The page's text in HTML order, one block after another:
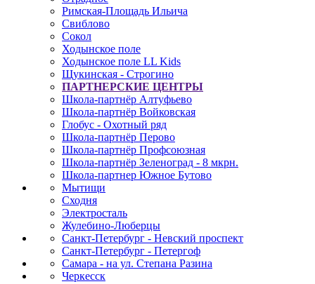
Римская-Площадь Ильича
Свиблово
Сокол
Ходынское поле
Ходынское поле LL Kids
Щукинская - Строгино
ПАРТНЕРСКИЕ ЦЕНТРЫ
Школа-партнёр Алтуфьево
Школа-партнёр Войковская
Глобус - Охотный ряд
Школа-партнёр Перово
Школа-партнёр Профсоюзная
Школа-партнёр Зеленоград - 8 мкрн.
Школа-партнер Южное Бутово
Мытищи
Сходня
Электросталь
Жулебино-Люберцы
Санкт-Петербург - Невский проспект
Санкт-Петербург - Петергоф
Самара - на ул. Степана Разина
Черкесск